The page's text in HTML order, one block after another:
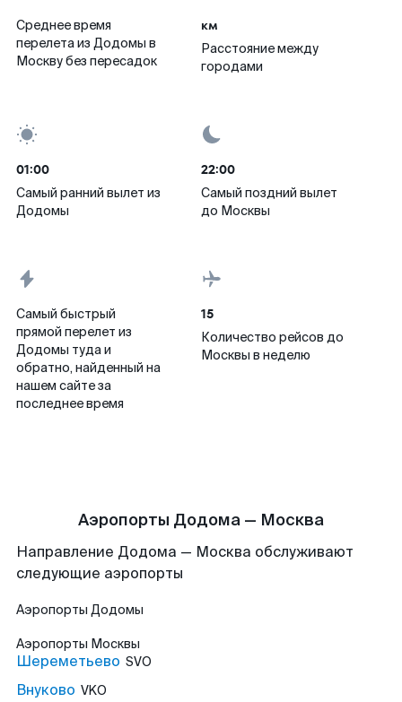
Среднее время
перелета из Додомы в
Москву без пересадок
км
Расстояние между
городами
01:00
Самый ранний вылет из
Додомы
22:00
Самый поздний вылет
до Москвы
Самый быстрый
прямой перелет из
Додомы туда и
обратно, найденный на
нашем сайте за
последнее время
15
Количество рейсов до
Москвы в неделю
Аэропорты Додома — Москва
Направление Додома — Москва обслуживают
следующие аэропорты
Аэропорты Додомы
Аэропорты Москвы
Шереметьево SVO
Внуково VKO